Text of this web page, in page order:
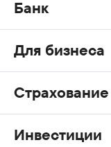
Банк
Для бизнеса
Страхование
Инвестиции